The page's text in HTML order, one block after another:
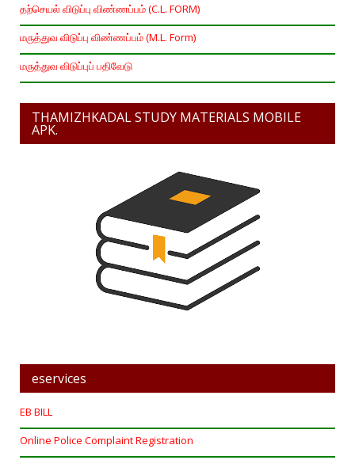
தற்செயல் விடுப்பு விண்ணப்பம் (C.L. FORM)
மருத்துவ விடுப்பு விண்ணப்பம் (M.L. Form)
மருத்துவ விடுப்புப் பதிவேடு
THAMIZHKADAL STUDY MATERIALS MOBILE
APK.
eservices
EB BILL
Online Police Complaint Registration